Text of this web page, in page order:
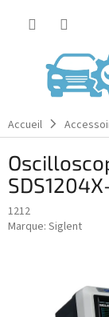
Accueil
1212
Marque: Siglent